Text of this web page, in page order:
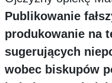
Publikowanie
produkowanie na
sugerujących
wobec biskupów